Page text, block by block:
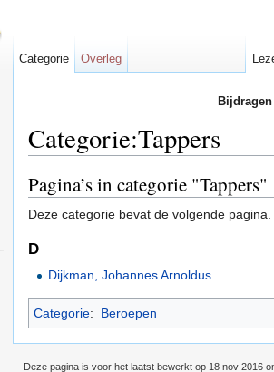
Categorie:Tappers
Pagina’s in categorie "Tappers"
Deze categorie bevat de volgende pagina.
D
Dijkman, Johannes Arnoldus
Categorie: Beroepen
Categorie Overleg
Deze pagina is voor het laatst bewerkt op 18 nov 2016